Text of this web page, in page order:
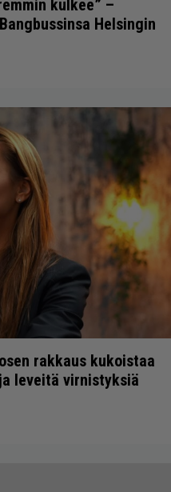
kulkee” –
Helsingin
rakkaus kukoistaa
leveitä virnistyksiä